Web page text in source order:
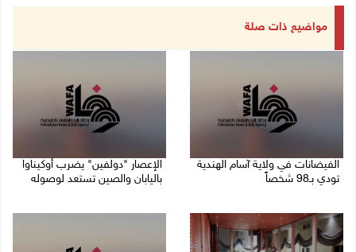
مواضيع ذات صلة
الفيضانات في ولاية آسام الهندية
تودي بـ98 شخصاً
الإعصار "دولفين" يضرب أوكيناوا
باليابان والصين تستعد لوصوله